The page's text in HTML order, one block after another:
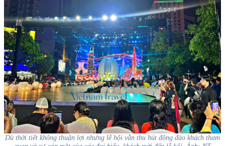
Dù thời tiết không thuận lợi nhưng lễ hội vẫn thu hút đông đảo khách tham